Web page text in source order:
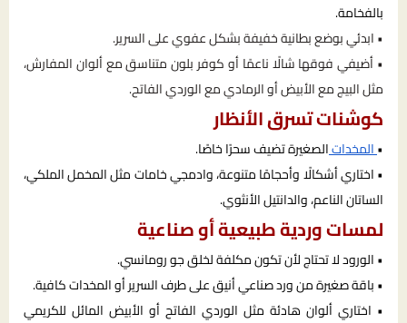
بالفخامة.
• ابدئي بوضع بطانية خفيفة بشكل عفوي على السرير.
• أضيفي فوقها شالًا ناعمًا أو كوفر بلون متناسق مع ألوان المفارش،
مثل البيج مع الأبيض أو الرمادي مع الوردي الفاتح.
كوشنات تسرق الأنظار
•المخداتالصغيرة تضيف سحرًا خاصًا.
• اختاري أشكالًا وأحجامًا متنوعة، وادمجي خامات مثل المخمل الملكي،
الساتان الناعم، والدانتيل الأنثوي.
لمسات وردية طبيعية أو صناعية
• الورود لا تحتاج لأن تكون مكلفة لخلق جو رومانسي.
• باقة صغيرة من ورد صناعي أنيق على طرف السرير أو المخدات كافية.
• اختاري ألوان هادئة مثل الوردي الفاتح أو الأبيض المائل للكريمي